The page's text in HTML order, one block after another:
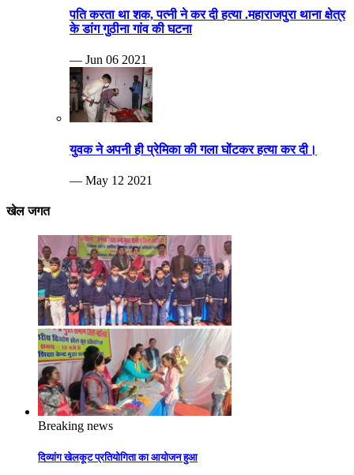
— May 12 2021
Breaking news
दिव्यांग खेलकूट प्रतियोगिता का आयोजन हुआ
— Nov 26 2024
खेलो इंडिया यूथ गेम्स – 2022 संभाग आयुक्त श्री दीपक सिंह
खिलाड़ियों का उत्साहवर्धन करने पहुँचे दर्शक दीर्घा में बैठकर देखा
खिताब पर कब्जा